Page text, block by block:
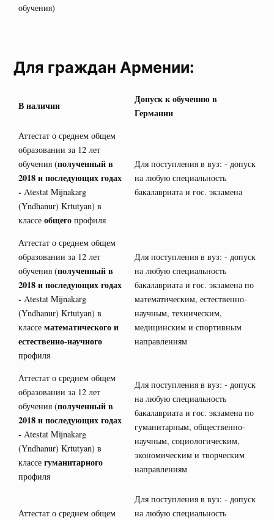
обучения)
Для граждан Армении:
В наличии
Допуск к обучению в
Германии
Аттестат о среднем общем
образовании за 12 лет
обучения (полученный в
2018 и последующих годах
- Atestat Mijnakarg
(Yndhanur) Krtutyan) в
классе общегопрофиля
Для поступления в вуз: - допуск
на любую специальность
бакалавриата и гос. экзамена
Аттестат о среднем общем
образовании за 12 лет
обучения (полученный в
2018 и последующих годах
- Atestat Mijnakarg
(Yndhanur) Krtutyan) в
классе математического и
естественно-научного
профиля
Для поступления в вуз: - допуск
на любую специальность
бакалавриата и гос. экзамена по
математическим, естественно-
научным, техническим,
медицинским и спортивным
направлениям
Аттестат о среднем общем
образовании за 12 лет
обучения (полученный в
2018 и последующих годах
- Atestat Mijnakarg
(Yndhanur) Krtutyan) в
классе гуманитарного
профиля
Для поступления в вуз: - допуск
на любую специальность
бакалавриата и гос. экзамена по
гуманитарным, общественно-
научным, социологическим,
экономическим и творческим
направлениям
Аттестат о среднем общем
Для поступления в вуз: - допуск
на любую специальность